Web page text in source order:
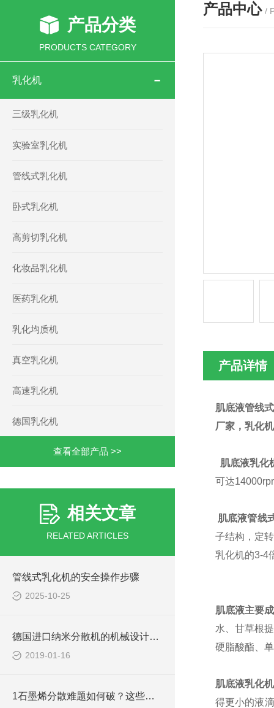
产品分类
PRODUCTS CATEGORY
乳化机
三级乳化机
实验室乳化机
管线式乳化机
卧式乳化机
高剪切乳化机
化妆品乳化机
医药乳化机
乳化均质机
真空乳化机
高速乳化机
德国乳化机
查看全部产品 >>
相关文章
RELATED ARTICLES
管线式乳化机的安全操作步骤
2025-10-25
德国进口纳米分散机的机械设计与加工工艺
2019-01-16
1石墨烯分散难题如何破？这些办法能帮您！
产品中心 /
产品详情
肌底液管线
厂家，乳化
肌底液乳化
可达
肌底液管线
子结构，定
乳化机的3-4
肌底液主要
水、甘草根
硬脂酸酯、
肌底液乳化机
得更小的液